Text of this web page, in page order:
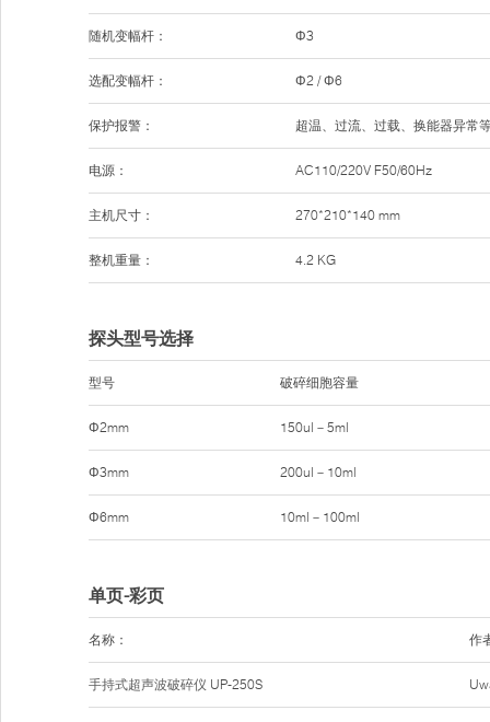
随机变幅杆： Φ3
选配变幅杆： Φ2 / Φ6
保护报警： 超温、过流、过载、换能器异常
电源： AC110/220V F50/60Hz
主机尺寸： 270*210*140 mm
整机重量： 4.2 KG
探头型号选择
型号 破碎细胞容量
Φ2mm 150ul－5ml
Φ3mm 200ul－10ml
Φ6mm 10ml－100ml
单页-彩页
名称： 作
手持式超声波破碎仪 UP-250S